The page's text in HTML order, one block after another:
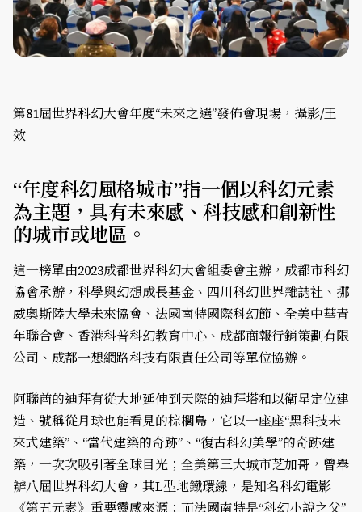
第81屆世界科幻大會年度“未來之選”發佈會現場，攝影/王
效
“年度科幻風格城市”指一個以科幻元素
為主題，具有未來感、科技感和創新性
的城市或地區。
這一榜單由2023成都世界科幻大會組委會主辦，成都市科幻
協會承辦，科學與幻想成長基金、四川科幻世界雜誌社、挪
威奧斯陸大學未來協會、法國南特國際科幻節、全美中華青
年聯合會、香港科普科幻教育中心、成都商報行銷策劃有限
公司、成都一想網路科技有限責任公司等單位協辦。
阿聯酋的迪拜有從大地延伸到天際的迪拜塔和以衛星定位建
造、號稱從月球也能看見的棕櫚島，它以一座座“黑科技未
來式建築”、“當代建築的奇跡”、“復古科幻美學”的奇跡建
築，一次次吸引著全球目光；全美第三大城市芝加哥，曾舉
辦八屆世界科幻大會，其L型地鐵環線，是知名科幻電影
《第五元素》重要靈感來源；而法國南特是“科幻小說之父”